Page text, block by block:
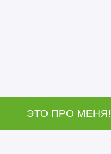
ЭТО ПРО МЕНЯ!